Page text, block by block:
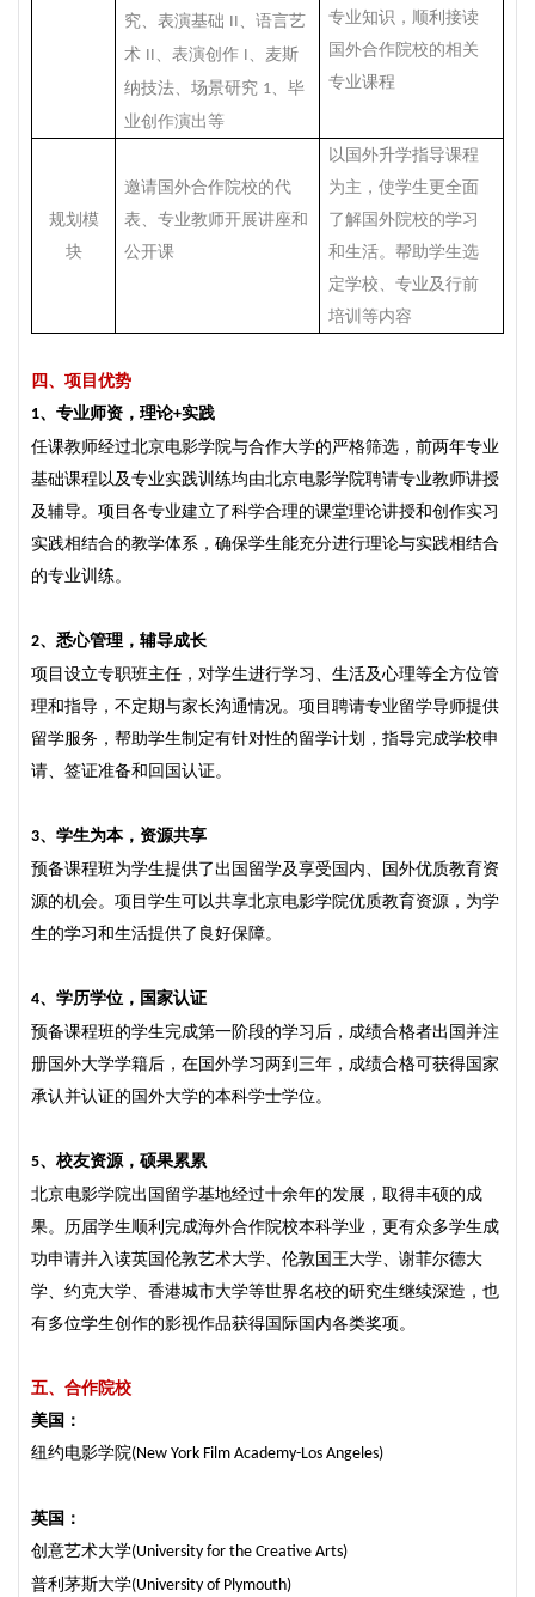
究、表演基础 II 、语言艺
术 II 、表演创作 I 、麦斯
纳技法、场景研究 1 、毕
业创作演出等
专业知识，顺利接读
国外合作院校的相关
专业课程
规划模
块
邀请国外合作院校的代
表、专业教师开展讲座和
公开课
以国外升学指导课程
为主，使学生更全面
了解国外院校的学习
和生活。帮助学生选
定学校、专业及行前
培训等内容
四、 项目优势
1、 专业师资，理论+实践
任课教师经过北京电影学院与合作大学的严格筛选，前两年专业
基础课程以及专业实践训练均由北京电影学院聘请专业教师讲授
及辅导。项目各专业建立了科学合理的课堂理论讲授和创作实习
实践相结合的教学体系，确保学生能充分进行理论与实践相结合
的专业训练。
2、 悉心管理，辅导成长
项目设立专职班主任，对学生进行学习、生活及心理等全方位管
理和指导，不定期与家长沟通情况。项目聘请专业留学导师提供
留学服务，帮助学生制定有针对性的留学计划，指导完成学校申
请、签证准备和回国认证。
3、 学生为本， 资源共享
预备课程班为学生提供了出国留学及享受国内、国外优质教育资
源的机会。项目学生可以共享北京电影学院优质教育资源，为学
生的学习和生活提供了良好保障。
4、 学历学位，国家认证
预备课程班的学生完成第一阶段的学习后，成绩合格者出国并注
册国外大学学籍后，在国外学习两到三年，成绩合格可获得国家
承认并认证的国外大学的本科学士学位。
5、校友资源，硕果累累
北京电影学院出国留学基地经过十余年的发展，取得丰硕的成
果。历届学生顺利完成海外合作院校本科学业，更有众多学生成
功申请并入读英国伦敦艺术大学、伦敦国王大学、谢菲尔德大
学、约克大学、香港城市大学等世界名校的研究生继续深造，也
有多位学生创作的影视作品获得国际国内各类奖项。
五、 合作院校
美国 ：
纽约电影学院(New York Film Academy-Los Angeles)
英国 ：
创意艺术大学(University for the Creative Arts)
普利茅斯大学(University of Plymouth)